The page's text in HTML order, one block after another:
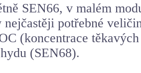
SEN66, v malém
nejčastěji potřebné
(koncentrace
(SEN68).